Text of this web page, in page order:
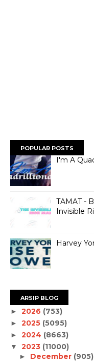
POPULAR POSTS
I'm A
TAMAT -
Invisible
Harvey
ARSIP BLOG
► 2026 (753)
► 2025 (5095)
► 2024 (8663)
▼ 2023 (11000)
► December (905)